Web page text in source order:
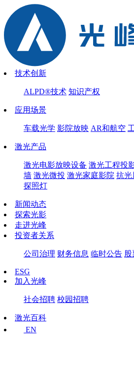
技术创新
ALPD®技术 知识产权
应用场景
车载光学 影院放映 AR和航空
激光产品
激光电影放映设备 激光工程投
墙 激光微投 激光家庭影院 抗光
探照灯
新闻动态
探索光影
走进光峰
投资者关系
公司治理 财务信息 临时公告 股
ESG
加入光峰
社会招聘 校园招聘
激光百科
EN